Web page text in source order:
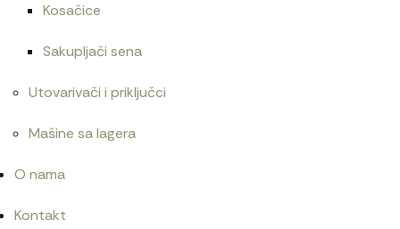
Kosačice
Sakupljači sena
Utovarivači i priključci
Mašine sa lagera
O nama
Kontakt